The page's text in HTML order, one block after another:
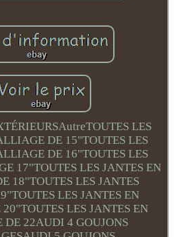
LES
DE 15"TOUTES LES
DE 16"TOUTES LES
17"TOUTES LES JANTES EN
18"TOUTES LES JANTES
LES JANTES EN
LES JANTES EN
DE 22AUDI 4 GOUJONS